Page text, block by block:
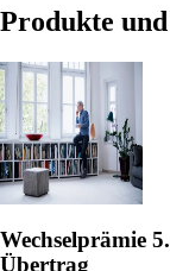
Produkte
Wechselprämie
Übertrag